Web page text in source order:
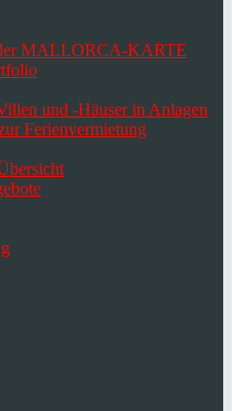
MALLORCA-KARTE
und -Häuser in Anlagen
Ferienvermietung